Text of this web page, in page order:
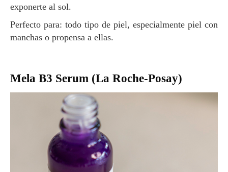
exponerte al sol.
Perfecto para: todo tipo de piel, especialmente piel con
manchas o propensa a ellas.
Mela B3 Serum (La Roche-Posay)